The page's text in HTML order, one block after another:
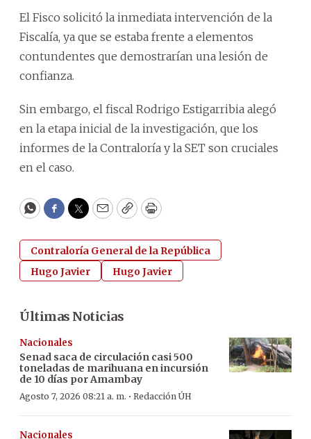
El Fisco solicitó la inmediata intervención de la
Fiscalía, ya que se estaba frente a elementos
contundentes que demostrarían una lesión de
confianza.
Sin embargo, el fiscal Rodrigo Estigarribia alegó
en la etapa inicial de la investigación, que los
informes de la Contraloría y la SET son cruciales
en el caso.
WhatsApp
Facebook
Twitter
EmailCopyPrint
Contraloría General de la República
Hugo Javier
Hugo Javier
Últimas Noticias
Nacionales
Senad saca de circulación casi 500
toneladas de marihuana en incursión
de 10 días por Amambay
Agosto 7, 2026 08:21 a. m. · Redacción ÚH
Nacionales